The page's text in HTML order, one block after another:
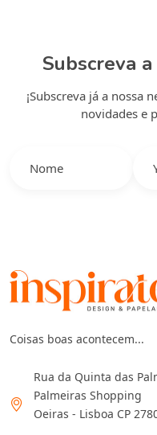
Subscreva
¡Subscreva já a nossa
novidades e
Coisas boas acontecem...
Rua da Quinta das
Palmeiras Shopping
Oeiras - Lisboa CP